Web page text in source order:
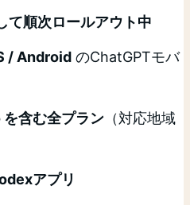
て順次ロールアウト中
/ Android のChatGPTモバ
含む全プラン （対応地域
アプリ